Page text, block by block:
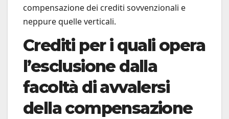
compensazione dei crediti sovvenzionali e
neppure quelle verticali.
Crediti per i quali opera
l’esclusione dalla
facoltà di avvalersi
della compensazione